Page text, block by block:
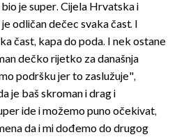
je super. Cijela Hrvatska i
odličan dečec svaka čast. I
čast, kapa do poda. I nek ostane
dečko rijetko za današnja
podršku jer to zaslužuje",
je baš skroman i drag i
ide i možemo puno očekivat,
da i mi dođemo do drugog